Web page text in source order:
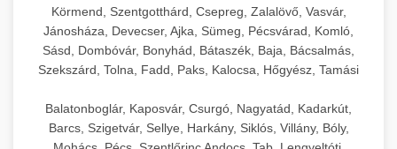
frissességét.
chef-iparikonyhagepek.hu
Ipari vákuumfóliázó gépek professzionális
élelmiszer-csomagolási műveletekhez.
Hatékony lezárási és tartósítási megoldások.
chef-iparikonyhagepek.hu
kereskedelmi csomagoló gép
🔥 24. Ipari Sütő és Gőzpároló +
professzionális konyhák számára. Nagy
kapacitású sütő- és főzőberendezés precíz
❄️ 25. Ipari Hűtőszekrény +
Körmend, Szentgotthárd, Csepreg, Zalalövő, Vasvár,
Jánosháza, Devecser, Ajka, Sümeg, Pécsvárad, Komló,
Sásd, Dombóvár, Bonyhád, Bátaszék, Baja, Bácsalmás,
Szekszárd, Tolna, Fadd, Paks, Kalocsa, Hőgyész, Tamási
Balatonboglár, Kaposvár, Csurgó, Nagyatád, Kadarkút,
Barcs, Szigetvár, Sellye, Harkány, Siklós, Villány, Bóly,